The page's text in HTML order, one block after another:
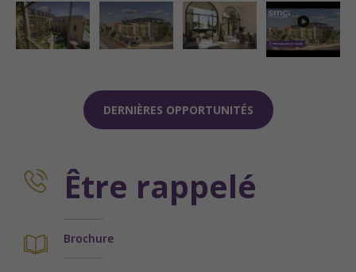
DERNIÈRES OPPORTUNITÉS
Être rappelé
Brochure